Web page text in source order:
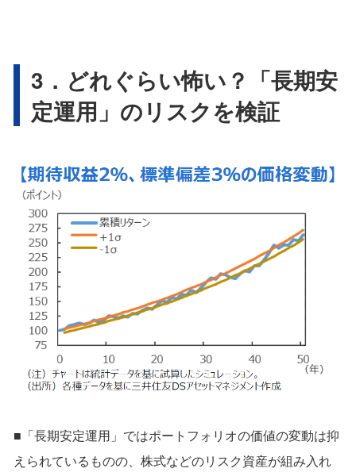
3．どれぐらい怖い？「長期安
定運用」のリスクを検証
■「長期安定運用」ではポートフォリオの価値の変動は抑
えられているものの、株式などのリスク資産が組み入れ